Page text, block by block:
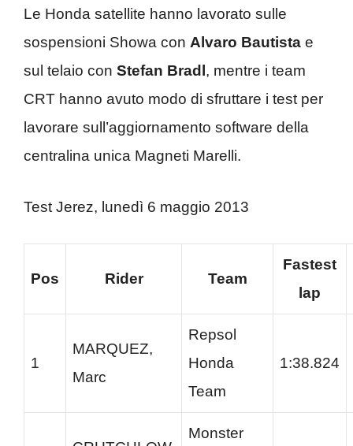
Le Honda satellite hanno lavorato sulle
sospensioni Showa con Alvaro Bautista e
sul telaio con Stefan Bradl , mentre i team
CRT hanno avuto modo di sfruttare i test per
lavorare sull’aggiornamento software della
centralina unica Magneti Marelli.
Test Jerez, lunedì 6 maggio 2013
Pos Rider Team
Fastest
lap
1
MARQUEZ,
Marc
Repsol
Honda
Team
1:38.824
Monster